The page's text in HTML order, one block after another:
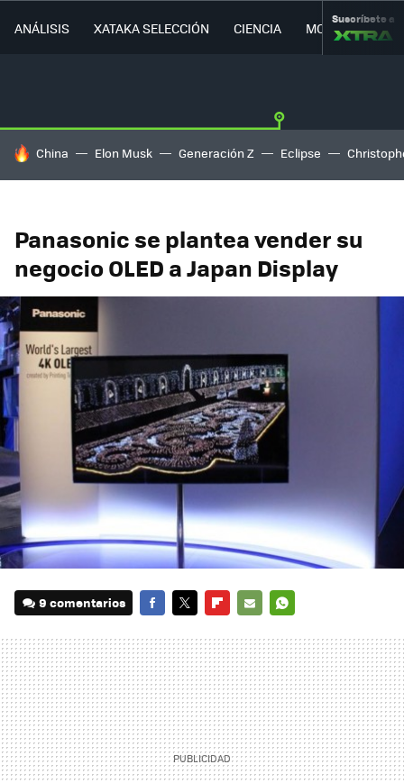
ANÁLISIS XATAKA SELECCIÓN CIENCIA MOVILIDAD
Suscríbete a
HOY SE HABLA DE
China Elon Musk Generación Z Eclipse
Panasonic se plantea vender su
negocio OLED a Japan Display
9 comentarios
MAIL